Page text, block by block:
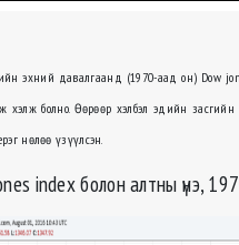
эхний давалгаанд (1970-аад он) Dow
хэлж болно. Өөрөөр хэлбэл эдийн
нөлөө үзүүлсэн.
index болон алтны үнэ,